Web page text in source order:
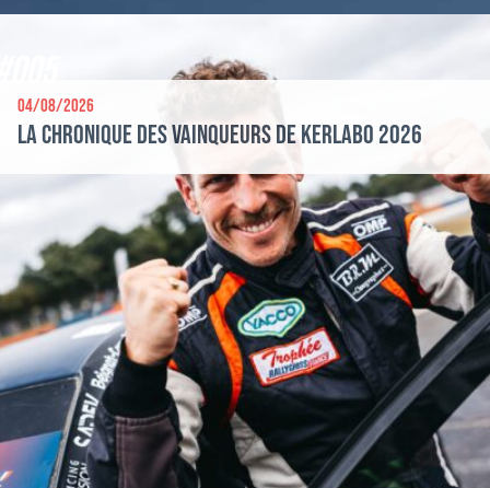
04/08/2026
La chronique des vainqueurs de Kerlabo 2026